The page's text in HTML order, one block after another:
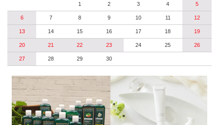
1 2 3 4 5
6 7 8 9 10 11 12
13 14 15 16 17 18 19
20 21 22 23 24 25 26
27 28 29 30